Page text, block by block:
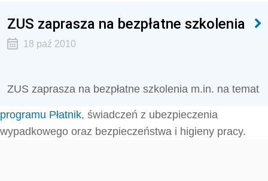
ZUS zaprasza na bezpłatne szkolenia
18 paź 2010
ZUS zaprasza na bezpłatne szkolenia m.in. na temat
programu Płatnik, świadczeń z ubezpieczenia
wypadkowego oraz bezpieczeństwa i higieny pracy.